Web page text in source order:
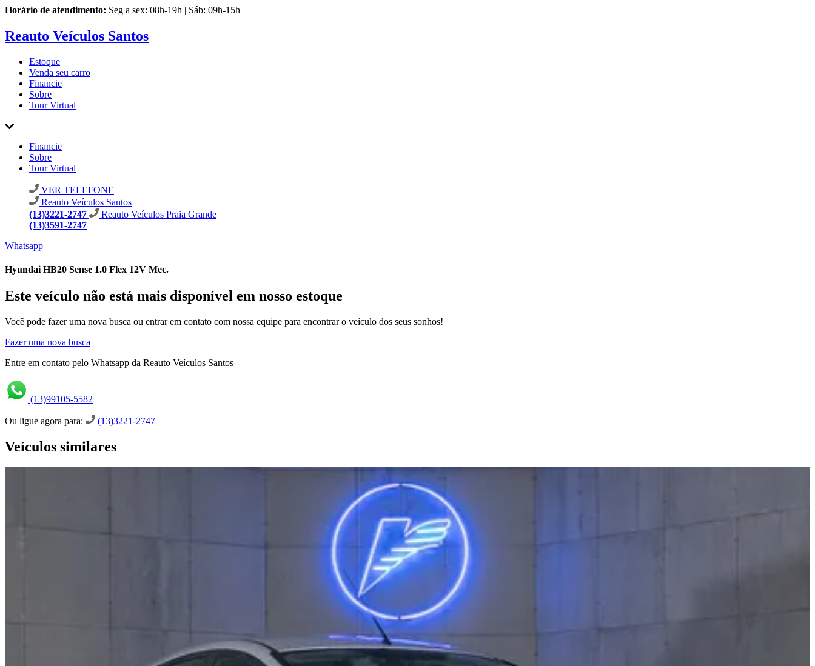
Horário de atendimento: Seg a sex: 08h-19h | Sáb: 09h-15h
Reauto Veículos Santos
Estoque
Venda seu carro
Financie
Sobre
Tour Virtual
Financie
Sobre
Tour Virtual
VER TELEFONE
Reauto Veículos Santos
(13)3221-2747
Reauto Veículos Praia Grande
(13)3591-2747
Whatsapp
Hyundai HB20 Sense 1.0 Flex 12V Mec.
Este veículo não está mais disponível em nosso estoque
Você pode fazer uma nova busca ou entrar em contato com nossa equipe para encontrar o veículo dos seus sonhos!
Fazer uma nova busca
Entre em contato pelo Whatsapp da Reauto Veículos Santos
(13)99105-5582
Ou ligue agora para: (13)3221-2747
Veículos similares